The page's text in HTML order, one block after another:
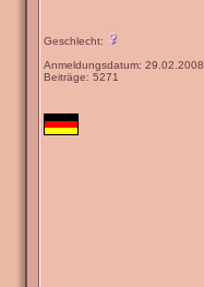
Geschlecht:
Anmeldungsdatum: 29.02.2008
Beiträge: 5271